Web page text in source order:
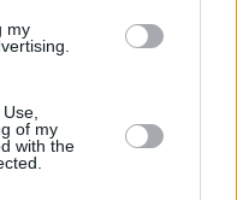
my
of my
with the